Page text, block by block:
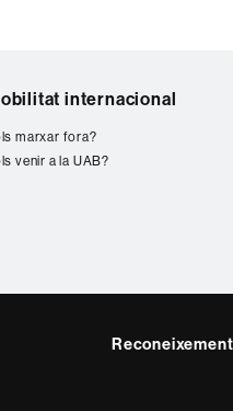
internacional
marxar fora?
venir a la UAB?